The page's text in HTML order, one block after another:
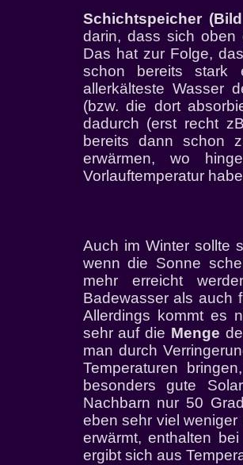
Schichtspeicher
darin, dass sich oben
Das hat zur Folge,
schon bereits stark
allerkälteste Wasser
(bzw. die dort
dadurch (erst recht
bereits dann schon
erwärmen, wo
Vorlauftemperatur
Auch im Winter sollte
wenn die Sonne
mehr erreicht
Badewasser als auch
Allerdings kommt es
sehr auf die Menge
man durch
Temperaturen
besonders gute
Nachbarn nur 50
eben sehr viel weniger
erwärmt, enthalten
ergibt sich aus